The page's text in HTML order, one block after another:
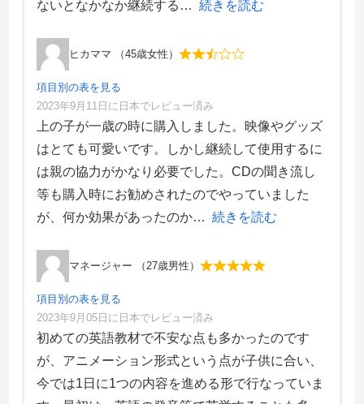
デザイン性 3
ないとなかなか継続する 続きを読む
ヒカママ （45歳女性）
項目別の表を見る
項目別評価
価格・料金
3
学習効果
2
サポート体制
4
デザイン性
2023年9月11日に日本でレビュー済み
上の子が一歳の時に購入しました。映像やグッズ
はとても可愛いです。しかし継続して使用するに
は親の協力がかなり必要でした。CDの聞き流し
等も購入時にお勧めされたのでやっていました
が、何か効果があったのか
続きを読む
マネージャー （27歳男性）
項目別の表を見る
項目別評価
価格・料金
5
学習効果
5
2023年9月05日に日本でレビュー済み
初めての英語教材で不安な点も多かったのです
が、アニメーション形式という点が子供に合い、
今では1日に1つの内容を進める形で行なっていま